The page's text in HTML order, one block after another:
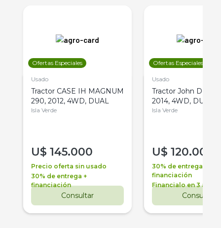
Ofertas Especiales
Usado
Tractor CASE IH MAGNUM
290, 2012, 4WD, DUAL
Isla Verde
U$ 145.000
Precio oferta sin usado
30% de entrega +
financiación
Consultar
Ofertas Especiales
Usado
Tractor John Deere
2014, 4WD, DUAL
Isla Verde
U$ 120.000
30% de entrega +
financiación
Financialo en 3 años
Consultar